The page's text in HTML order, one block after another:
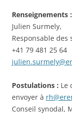
Renseignements :
Julien Surmely,
Responsable des
+41 79 481 25 64
Postulations : Le
envoyer à
Conseil synodal,